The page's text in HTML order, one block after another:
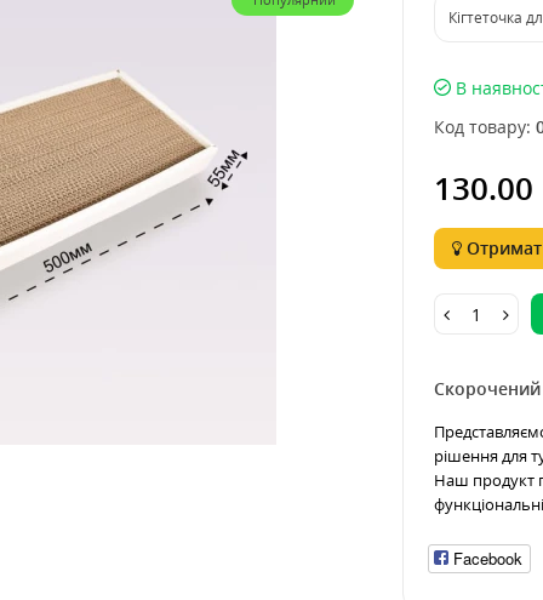
Кігтеточка
В
Код товару:
130.00
рішення для
Наш продукт
Facebook